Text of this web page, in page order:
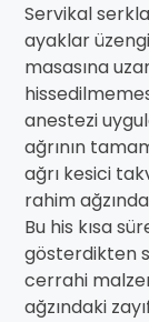
Servikal
ayaklar
masasına
anestezi
ağrının
ağrı kesici
rahim
Bu his kısa
gösterdikten
cerrahi
ağzındaki